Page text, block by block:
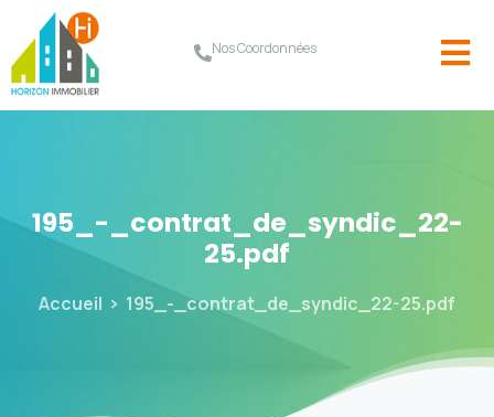
Nos Coordonnées
195_-_contrat_de_syndic_22-
25.pdf
Accueil 195_-_contrat_de_syndic_22-25.pdf